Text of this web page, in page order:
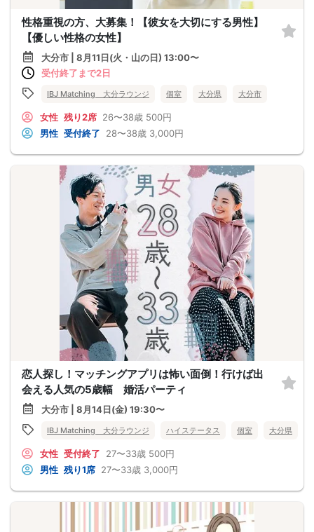
性格重視の方、大募集！【彼女を大切にする男性】
【優しい性格の女性】
大分市 | 8月11日(火・山の日) 13:00〜
受付終了まで2日
IBJ Matching 大分ラウンジ 個室 大分県 大分市
女性 残り2席 26〜38歳 500円
男性 受付終了 28〜38歳 3,000円
恋人探し！マッチングアプリは怖い面倒！行けば出
会える人気の5歳幅 婚活パーティ
大分市 | 8月14日(金) 19:30〜
IBJ Matching 大分ラウンジ ハイステータス 個室 大分県
女性 受付終了 27〜33歳 500円
男性 残り1席 27〜33歳 3,000円